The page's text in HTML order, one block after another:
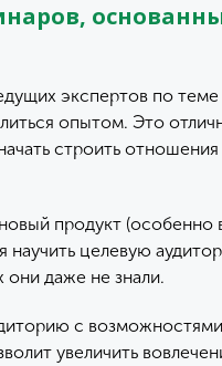
экспертов по теме
опытом. Это
строить
продукт (особенно
научить целевую
они даже не знали.
с
увеличить